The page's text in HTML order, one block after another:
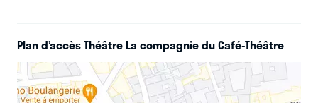
Dans cet épisode 5, SELLIG renoue également avec les
personnages, vous ferez la connaissance dʼun comédien
haut en couleur qui trouve le monde qui lʼentoure
extravagant.
Plan d’accès Théâtre La compagnie du Café-Théâtre